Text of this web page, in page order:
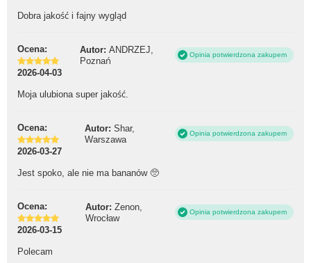
Dobra jakość i fajny wygląd
Ocena: Autor: ANDRZEJ,
Poznań
Opinia potwierdzona zakupem
2026-04-03
Moja ulubiona super jakość.
Ocena: Autor: Shar,
Warszawa
Opinia potwierdzona zakupem
2026-03-27
Jest spoko, ale nie ma bananów 🥺
Ocena: Autor: Zenon,
Wrocław
Opinia potwierdzona zakupem
2026-03-15
Polecam